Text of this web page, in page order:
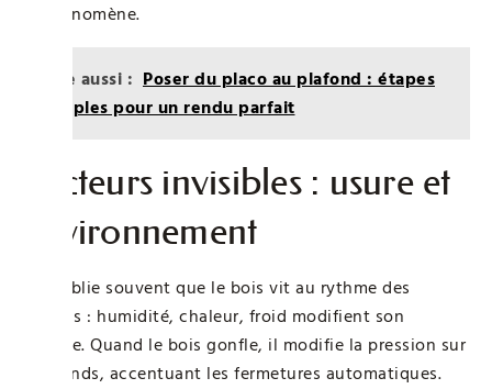
le phénomène.
Lire aussi : Poser du placo au plafond : étapes
simples pour un rendu parfait
Facteurs invisibles : usure et
environnement
On oublie souvent que le bois vit au rythme des
saisons : humidité, chaleur, froid modifient son
volume. Quand le bois gonfle, il modifie la pression sur
les gonds, accentuant les fermetures automatiques.